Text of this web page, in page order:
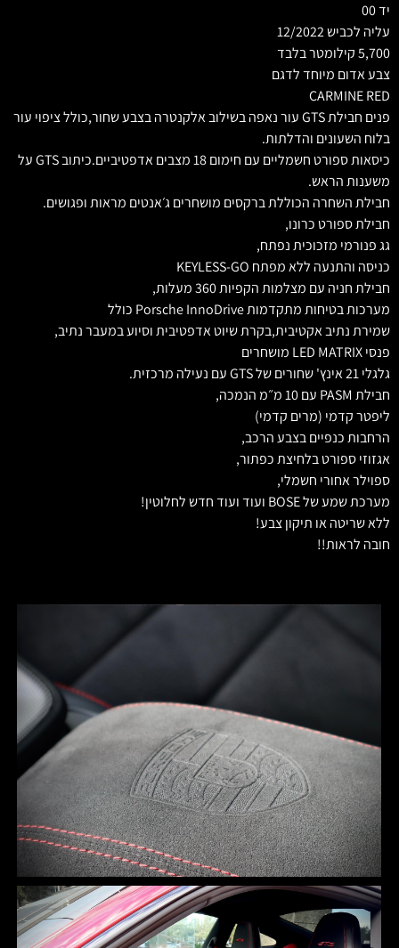
יד 00
עליה לכביש 12/2022
5,700 קילומטר בלבד
צבע אדום מיוחד לדגם
CARMINE RED
פנים חבילת GTS עור נאפה בשילוב אלקנטרה בצבע שחור,כולל ציפוי עור
בלוח השעונים והדלתות.
כיסאות ספורט חשמליים עם חימום 18 מצבים אדפטיביים.כיתוב GTS על
משענות הראש.
חבילת השחרה הכוללת ברקסים מושחרים ג׳אנטים מראות ופגושים.
חבילת ספורט כרונו,
גג פנורמי מזכוכית נפתח,
כניסה והתנעה ללא מפתח KEYLESS-GO
חבילת חניה עם מצלמות הקפיות 360 מעלות,
מערכות בטיחות מתקדמות Porsche InnoDrive כולל
שמירת נתיב אקטיבית,בקרת שיוט אדפטיבית וסיוע במעבר נתיב,
פנסי LED MATRIX מושחרים
גלגלי 21 אינץ' שחורים של GTS עם נעילה מרכזית.
חבילת PASM עם 10 מ״מ הנמכה,
ליפטר קדמי (מרים קדמי)
הרחבות כנפיים בצבע הרכב,
אגזוזי ספורט בלחיצת כפתור,
ספוילר אחורי חשמלי,
מערכת שמע של BOSE ועוד ועוד חדש לחלוטין!
ללא שריטה או תיקון צבע!
חובה לראות!!